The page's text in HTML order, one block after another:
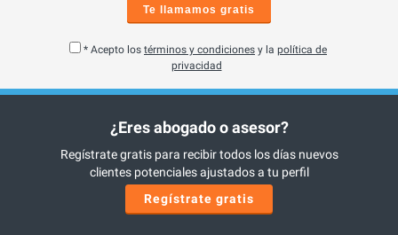
Te llamamos gratis
* Acepto los términos y condiciones y la política de
privacidad
¿Eres abogado o asesor?
Regístrate gratis para recibir todos los días nuevos
clientes potenciales ajustados a tu perfil
Regístrate gratis